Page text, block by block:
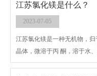
江苏氯化镁是什么？
2023-07-05
江苏氯化镁是一种无机物，
晶体，微溶于丙 酮，溶于水、